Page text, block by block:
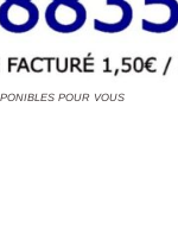
POUR VOUS